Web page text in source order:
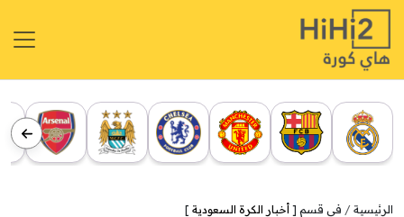
الرئيسية في قسم [ أخبار الكرة السعودية ]